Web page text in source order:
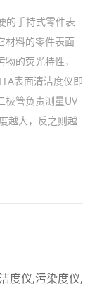
的手持式零件表
材料的零件表面
的荧光特性，
表面清洁度仪即
极管负责测量UV
越大，反之则越
度仪,污染度仪,